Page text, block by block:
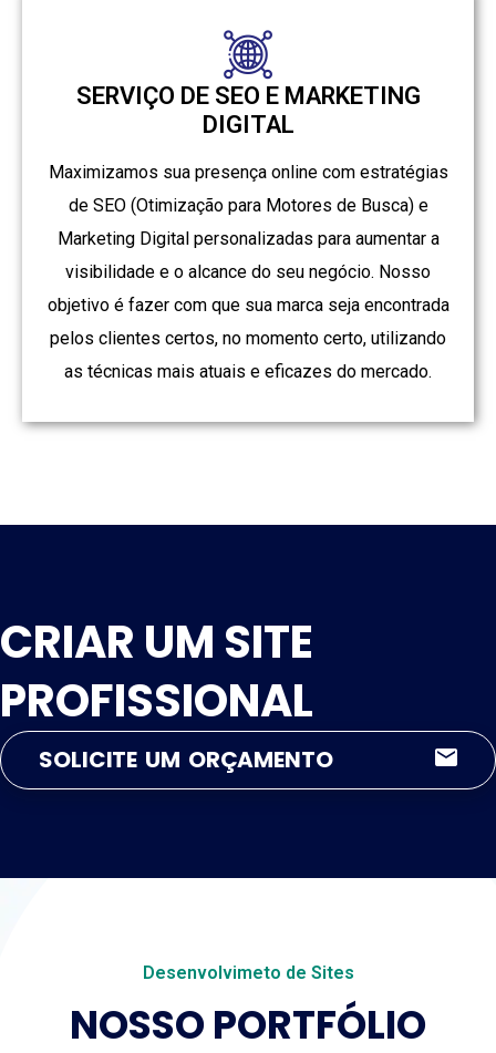
SERVIÇO DE SEO E MARKETING
DIGITAL
Maximizamos sua presença online com estratégias
de SEO (Otimização para Motores de Busca) e
Marketing Digital personalizadas para aumentar a
visibilidade e o alcance do seu negócio. Nosso
objetivo é fazer com que sua marca seja encontrada
pelos clientes certos, no momento certo, utilizando
as técnicas mais atuais e eficazes do mercado.
CRIAR UM SITE
PROFISSIONAL
SOLICITE UM ORÇAMENTO
Desenvolvimeto de Sites
NOSSO PORTFÓLIO